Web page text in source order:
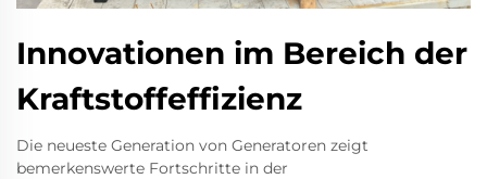
Innovationen im Bereich der
Kraftstoffeffizienz
Die neueste Generation von Generatoren zeigt
bemerkenswerte Fortschritte in der